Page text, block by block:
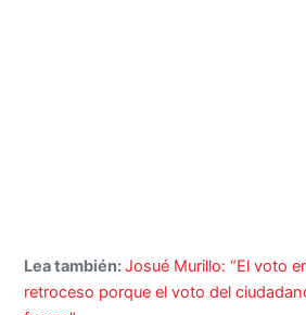
Lea también:Josué Murillo: “El voto
retroceso porque el voto del